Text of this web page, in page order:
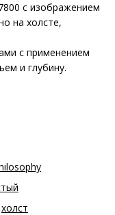
с изображением
на холсте,
с применением
и глубину.
холст